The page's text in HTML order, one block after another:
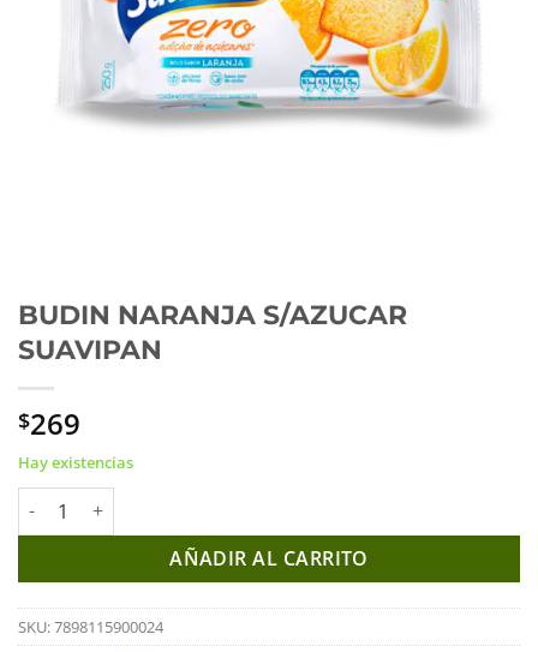
BUDIN NARANJA S/AZUCAR
SUAVIPAN
$269
Hay existencias
BUDIN NARANJA S/AZUCAR SUAVIPAN cantidad
AÑADIR AL CARRITO
SKU:7898115900024